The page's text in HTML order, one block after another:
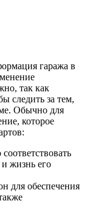
гаража в
так как
следить за тем,
Обычно для
которое
жизнь его
для обеспечения